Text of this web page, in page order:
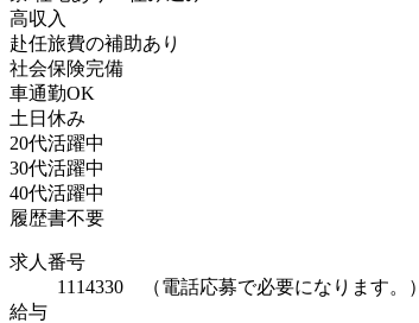
高収入
赴任旅費の補助あり
社会保険完備
車通勤OK
土日休み
20代活躍中
30代活躍中
40代活躍中
履歴書不要
求人番号
1114330 （電話応募で必要になります。）
給与